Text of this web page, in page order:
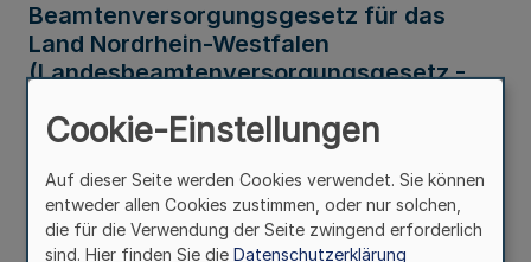
Beamtenversorgungsgesetz für das
Land Nordrhein-Westfalen
(Landesbeamtenversorgungsgesetz -
Gesetz
Cookie-Einstellungen
Auf dieser Seite werden Cookies verwendet. Sie können
entweder allen Cookies zustimmen, oder nur solchen,
die für die Verwendung der Seite zwingend erforderlich
sind. Hier finden Sie die Datenschutzerklärung